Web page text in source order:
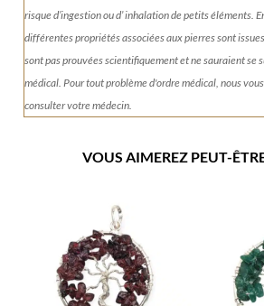
risque d’ingestion ou d’ inhalation de petits éléments.
différentes propriétés associées aux pierres sont
sont pas prouvées scientifiquement et ne sauraient se
médical. Pour tout problème d'ordre médical, nous
consulter votre médecin.
VOUS AIMEREZ PEUT-